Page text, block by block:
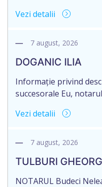
succesorale în urma
2005035073658,
Eliberarea
Vezi detalii
7 august, 2026
DOGANIC ILIA
Informație privind
succesorale Eu,
notific Moștenitorii/
notariale în urma
2007040006216.
moștenitor este
Vezi detalii
7 august, 2026
TULBURI
NOTARUL Budeci